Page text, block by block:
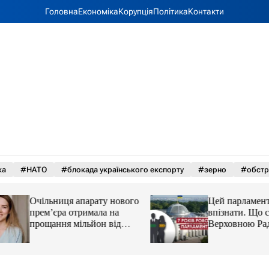
ГоловнаЕкономікаКорупціяПолітикаКонтакти
#НАТО #блокада українського експорту #зерно
Очільниця апарату нового
прем’єра отримала на
прощання мільйон від
«Нафтогазу»
Цей парламент
впізнати. Що
Верховною Радою
років без виборів